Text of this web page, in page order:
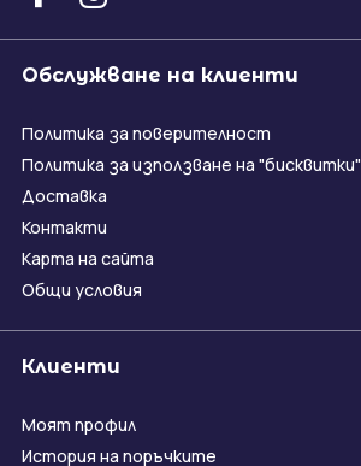
Обслужване на клиенти
Политика за поверителност
Политика за използване на "бисквитки"
Доставка
Контакти
Карта на сайта
Общи условия
Клиенти
Моят профил
История на поръчките